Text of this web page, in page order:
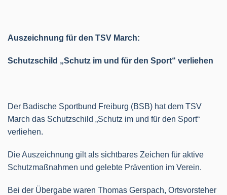
Auszeichnung für den TSV March:
Schutzschild „Schutz im und für den Sport“ verliehen
Der Badische Sportbund Freiburg (BSB) hat dem TSV
March das Schutzschild „Schutz im und für den Sport“
verliehen.
Die Auszeichnung gilt als sichtbares Zeichen für aktive
Schutzmaßnahmen und gelebte Prävention im Verein.
Bei der Übergabe waren Thomas Gerspach, Ortsvorsteher